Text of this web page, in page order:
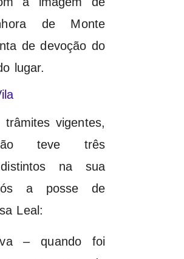
de Monte
de devoção do
lugar.
trâmites vigentes,
teve três
na sua
a posse de
Leal:
– quando foi